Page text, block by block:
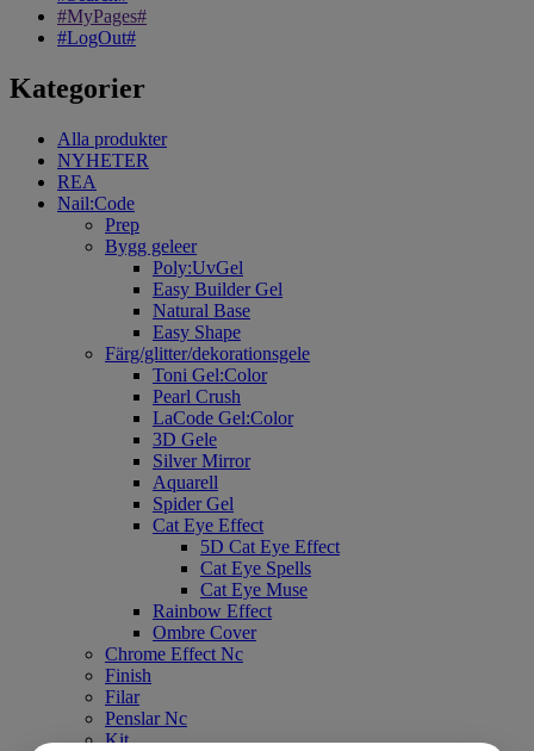
#MyPages#
#LogOut#
Kategorier
Alla produkter
NYHETER
REA
Nail:Code
Prep
Bygg geleer
Poly:UvGel
Easy Builder Gel
Natural Base
Easy Shape
Färg/glitter/dekorationsgele
Toni Gel:Color
Pearl Crush
LaCode Gel:Color
3D Gele
Silver Mirror
Aquarell
Spider Gel
Cat Eye Effect
5D Cat Eye Effect
Cat Eye Spells
Cat Eye Muse
Rainbow Effect
Ombre Cover
Chrome Effect Nc
Finish
Filar
Penslar Nc
Kit